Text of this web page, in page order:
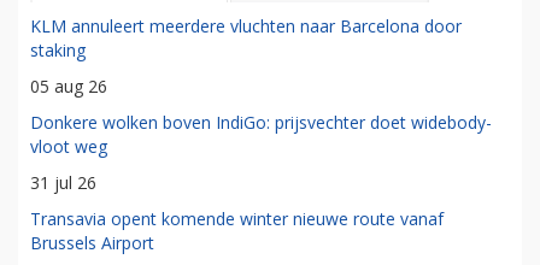
KLM annuleert meerdere vluchten naar Barcelona door
staking
05 aug 26
Donkere wolken boven IndiGo: prijsvechter doet widebody-
vloot weg
31 jul 26
Transavia opent komende winter nieuwe route vanaf
Brussels Airport